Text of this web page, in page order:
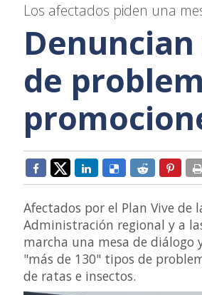
Los afectados piden una
de
Afectados por el Plan Vive
Administración regional y a
marcha una mesa de diálogo
"más de 130" tipos de
de ratas e insectos.